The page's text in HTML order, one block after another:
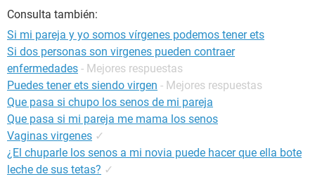
Consulta también:
Si mi pareja y yo somos vírgenes podemos tener ets
Si dos personas son virgenes pueden contraer
enfermedades - Mejores respuestas
Puedes tener ets siendo virgen - Mejores respuestas
Que pasa si chupo los senos de mi pareja
Que pasa si mi pareja me mama los senos
Vaginas virgenes ✓
¿El chuparle los senos a mi novia puede hacer que ella bote
leche de sus tetas? ✓